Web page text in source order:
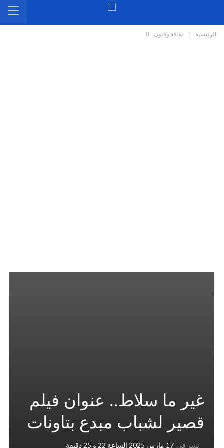
الرئيسية تقافة وفنون
غير ما سلاط.. عنوان فيلم
قصير لشباب مبدع بتاونات
نشر في 17 مارس 2025 الساعة 22 و 25 دقيقة